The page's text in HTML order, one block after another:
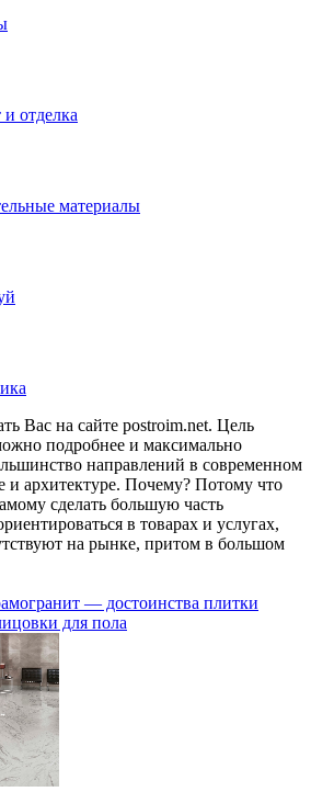
отделка
материалы
Вас на сайте postroim.net. Цель
подробнее и максимально
направлений в современном
и архитектуре. Почему? Потому что
сделать большую часть
в товарах и услугах,
на рынке, притом в большом
— достоинства плитки
для пола